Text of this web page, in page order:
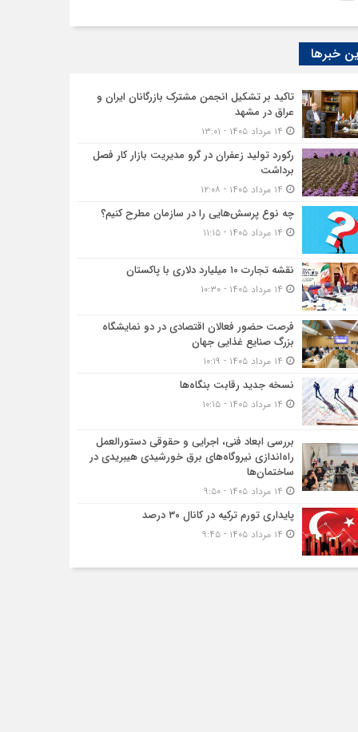
خبرها
تاکید بر تشکیل انجمن مشترک بازرگانان ایران و
عراق در مشهد
رکورد تولید زعفران در گرو مدیریت بازار کار فصل
برداشت
چه نوع پرسش‌هایی را در سازمان مطرح کنیم؟
نقشه تجارت ۱۰‌ میلیارد دلاری با پاکستان
فرصت حضور فعالان اقتصادی در دو نمایشگاه
بزرگ صنایع غذایی جهان
نسخه جدید رقابت‌ بنگاه‌ها
بررسی ابعاد فنی، اجرایی و حقوقی دستورالعمل
راه‌اندازی نیروگاه‌های برق خورشیدی هیبریدی در
ساختمان‌ها
پایداری تورم ترکیه در کانال ۳۰ درصد